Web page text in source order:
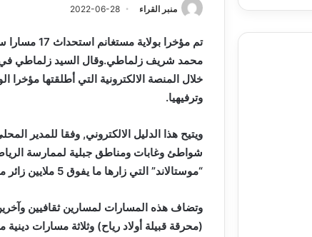
منبر القراء 2022-06-28
تم مؤخرا
محمد شريف زلماطي.وقال السيد زلماطي في
وترفيهيا.
شواطئ وغابات ومناطق جبلية لممارسة
“موستالاند” التي زارها ما يفوق 5 ملايين زائر منذ افتتاحها في 2016.
وتضاف هذه المسارات لمسارين ثقافيين
(محرقة قبيلة أولاد رياح) وثلاثة مسارات